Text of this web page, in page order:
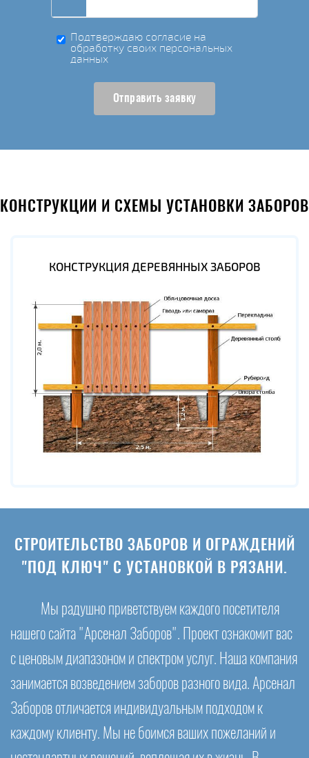
Подтверждаю согласие на
обработку своих персональных
данных
Отправить заявку
КОНСТРУКЦИИ И СХЕМЫ УСТАНОВКИ ЗАБОРОВ
КОНСТРУКЦИЯ ДЕРЕВЯННЫХ ЗАБОРОВ
СТРОИТЕЛЬСТВО ЗАБОРОВ И ОГРАЖДЕНИЙ
"ПОД КЛЮЧ" С УСТАНОВКОЙ В РЯЗАНИ.
Мы радушно приветствуем каждого посетителя
нашего сайта "Арсенал Заборов". Проект ознакомит вас
с ценовым диапазоном и спектром услуг. Наша компания
занимается возведением заборов разного вида. Арсенал
Заборов отличается индивидуальным подходом к
каждому клиенту. Мы не боимся ваших пожеланий и